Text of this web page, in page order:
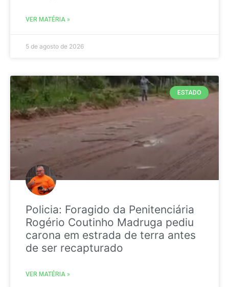
VER MATÉRIA »
5 de agosto de 2026
ESTADO
Policia: Foragido da Penitenciária
Rogério Coutinho Madruga pediu
carona em estrada de terra antes
de ser recapturado
VER MATÉRIA »